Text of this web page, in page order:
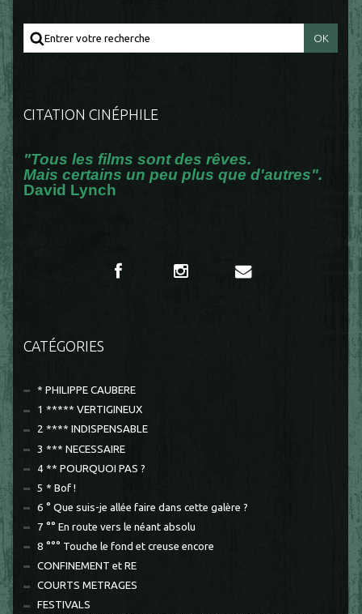
CITATION CINÉPHILE
"Tous les films sont des rêves.
Mais certains un peu plus que d'autres".
David Lynch
CATÉGORIES
* PHILIPPE CAUBERE
1 ***** VERTIGINEUX
2 **** INDISPENSABLE
3 *** NECESSAIRE
4 ** POURQUOI PAS ?
5 * Bof !
6 ° Que suis-je allée faire dans cette galère ?
7 °° En route vers le néant absolu
8 °°° Touche le fond et creuse encore
CONFINEMENT et RE
COURTS METRAGES
FESTIVALS